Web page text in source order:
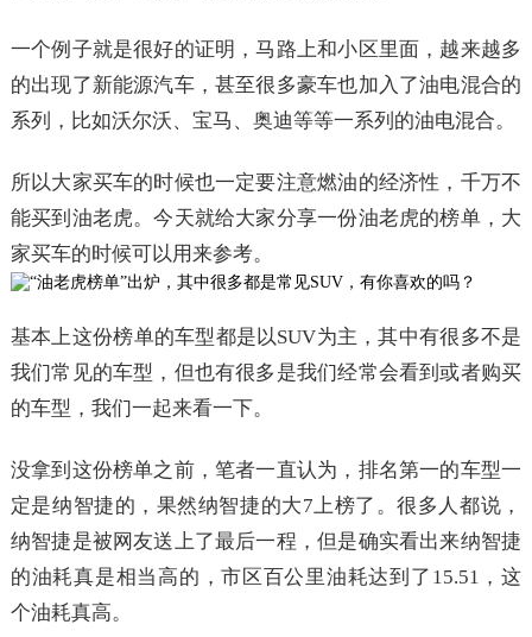
一个例子就是很好的证明，马路上和小区里面，越来越多
的出现了新能源汽车，甚至很多豪车也加入了油电混合的
系列，比如沃尔沃、宝马、奥迪等等一系列的油电混合。
所以大家买车的时候也一定要注意燃油的经济性，千万不
能买到油老虎。今天就给大家分享一份油老虎的榜单，大
家买车的时候可以用来参考。
基本上这份榜单的车型都是以SUV为主，其中有很多不是
我们常见的车型，但也有很多是我们经常会看到或者购买
的车型，我们一起来看一下。
没拿到这份榜单之前，笔者一直认为，排名第一的车型一
定是纳智捷的，果然纳智捷的大7上榜了。很多人都说，
纳智捷是被网友送上了最后一程，但是确实看出来纳智捷
的油耗真是相当高的，市区百公里油耗达到了15.51，这
个油耗真高。